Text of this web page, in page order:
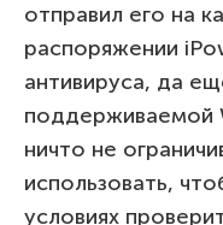
отправил его на
распоряжении
антивируса, да
поддерживаемой
ничто не
использовать,
условиях